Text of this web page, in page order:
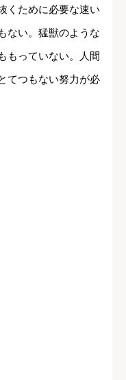
くために必要な速い
ない。猛獣のような
もっていない。人間
てつもない努力が必